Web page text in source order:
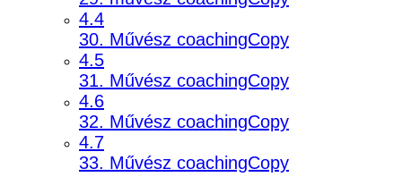
4.4
30. Művész coachingCopy
4.5
31. Művész coachingCopy
4.6
32. Művész coachingCopy
4.7
33. Művész coachingCopy